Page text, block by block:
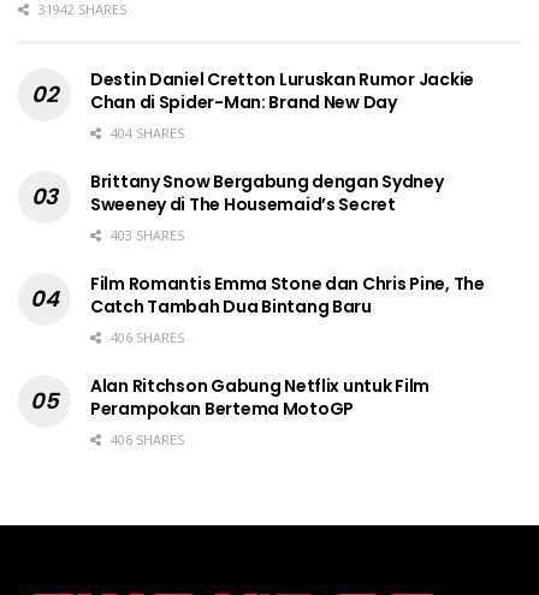
31942 SHARES
Destin Daniel Cretton Luruskan Rumor Jackie
Chan di Spider-Man: Brand New Day
404 SHARES
Brittany Snow Bergabung dengan Sydney
Sweeney di The Housemaid’s Secret
403 SHARES
Film Romantis Emma Stone dan Chris Pine, The
Catch Tambah Dua Bintang Baru
406 SHARES
Alan Ritchson Gabung Netflix untuk Film
Perampokan Bertema MotoGP
406 SHARES